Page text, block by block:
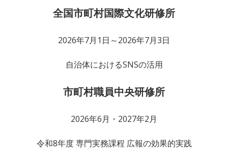
全国市町村国際文化研修所
2026年7月1日～2026年7月3日
自治体におけるSNSの活用
市町村職員中央研修所
2026年6月・2027年2月
令和8年度 専門実務課程 広報の効果的実践